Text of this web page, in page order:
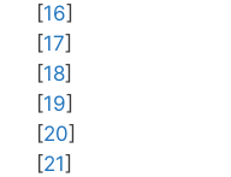
[16]
[17]
[18]
[19]
[20]
[21]